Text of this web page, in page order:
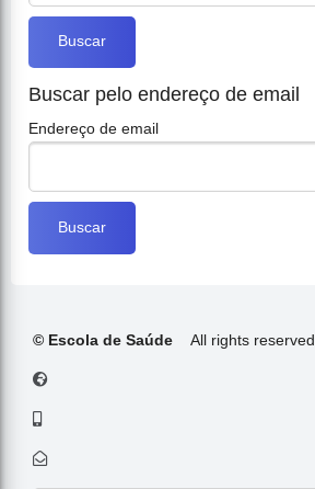
Buscar pelo endereço de email
Endereço de email
© Escola de Saúde All rights reserved